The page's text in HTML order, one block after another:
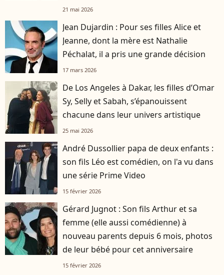
d'avis"
21 mai 2026
Jean Dujardin : Pour ses filles Alice et
Jeanne, dont la mère est Nathalie
Péchalat, il a pris une grande décision
17 mars 2026
De Los Angeles à Dakar, les filles d’Omar
Sy, Selly et Sabah, s’épanouissent
chacune dans leur univers artistique
25 mai 2026
André Dussollier papa de deux enfants :
son fils Léo est comédien, on l'a vu dans
une série Prime Video
15 février 2026
Gérard Jugnot : Son fils Arthur et sa
femme (elle aussi comédienne) à
nouveau parents depuis 6 mois, photos
de leur bébé pour cet anniversaire
15 février 2026